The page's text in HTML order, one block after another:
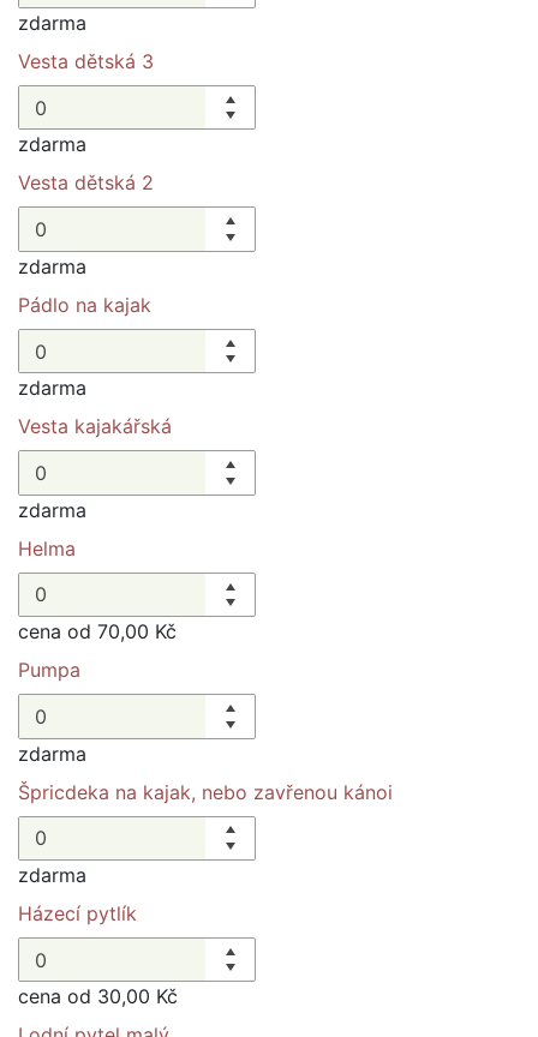
zdarma
Vesta dětská 3
zdarma
Vesta dětská 2
zdarma
Pádlo na kajak
zdarma
Vesta kajakářská
zdarma
Helma
cena od 70,00 Kč
Pumpa
zdarma
Špricdeka na kajak, nebo zavřenou kánoi
zdarma
Házecí pytlík
cena od 30,00 Kč